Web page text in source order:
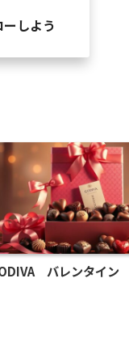
しよう
バレンタイン